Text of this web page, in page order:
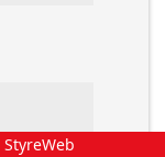
StyreWeb